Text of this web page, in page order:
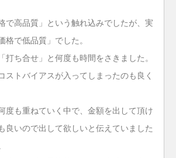
で高品質」という触れ込みでしたが、実
格で低品質」でした。
打ち合せ」と何度も時間をさきました。
ストバイアスが入ってしまったのも良く
度も重ねていく中で、金額を出して頂け
良いので出して欲しいと伝えていました